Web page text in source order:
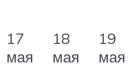
17
мая
18
мая
19
мая